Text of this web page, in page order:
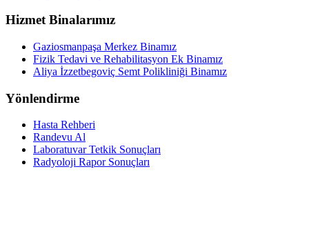
Hizmet Binalarımız
Gaziosmanpaşa Merkez Binamız
Fizik Tedavi ve Rehabilitasyon Ek Binamız
Aliya İzzetbegoviç Semt Polikliniği Binamız
Yönlendirme
Hasta Rehberi
Randevu Al
Laboratuvar Tetkik Sonuçları
Radyoloji Rapor Sonuçları